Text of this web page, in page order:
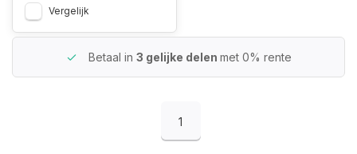
Vergelijk
Betaal in 3 gelijke delen met 0% rente
1